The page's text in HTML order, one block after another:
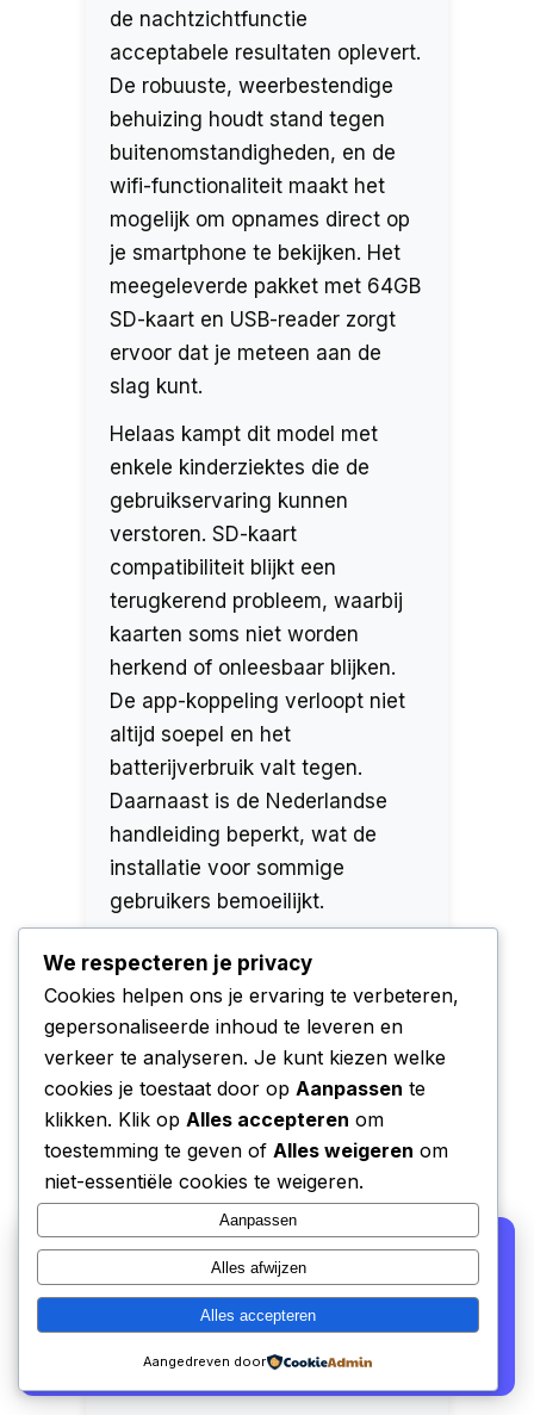
de nachtzichtfunctie
acceptabele resultaten oplevert.
De robuuste, weerbestendige
behuizing houdt stand tegen
buitenomstandigheden, en de
wifi-functionaliteit maakt het
mogelijk om opnames direct op
je smartphone te bekijken. Het
meegeleverde pakket met 64GB
SD-kaart en USB-reader zorgt
ervoor dat je meteen aan de
slag kunt.
Helaas kampt dit model met
enkele kinderziektes die de
gebruikservaring kunnen
verstoren. SD-kaart
compatibiliteit blijkt een
terugkerend probleem, waarbij
kaarten soms niet worden
herkend of onleesbaar blijken.
De app-koppeling verloopt niet
altijd soepel en het
batterijverbruik valt tegen.
Daarnaast is de Nederlandse
handleiding beperkt, wat de
installatie voor sommige
gebruikers bemoeilijkt.
Voor de gevraagde prijs biedt de
CoolFule Wildcamera Pro een
redelijke prijs-
kwaliteitverhouding, mits je
rekening houdt met de
technische beperkingen. De
camera is geschikt voor
hobbyisten die op zoek zijn naar
een betaalbare 4K-wildcamera,
maar verwacht geen
professionele betrouwbaarheid.
Met wat geduld en technische
kennis kun je er goede
We gebruiken cookies voor analyse en om onze
affiliate partners (Bol.com, Amazon) hun verkopen te
laten meten. Lees onsprivacy beleid.
Alleen functioneel
We respecteren je privacy
Cookies helpen ons je ervaring te verbeteren,
gepersonaliseerde inhoud te leveren en
verkeer te analyseren. Je kunt kiezen welke
cookies je toestaat door op Aanpassen te
klikken. Klik op Alles accepteren om
toestemming te geven of Alles weigeren om
niet-essentiële cookies te weigeren.
Aanpassen
Alles afwijzen
Alles accepteren
Aangedreven door